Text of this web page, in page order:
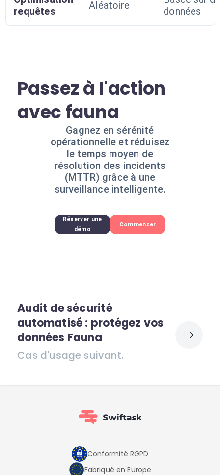
requêtes
Aléatoire
données
Passez à l'action
avec fauna
Gagnez en sérénité
opérationnelle et réduisez
le temps moyen de
résolution des incidents
(MTTR) grâce à une
surveillance intelligente.
Réserver une
démo
Commencer
Audit de sécurité
automatisé : protégez vos
données Fauna
Cas d'usage suivant.
Conformité RGPD
Fabriqué en Europe